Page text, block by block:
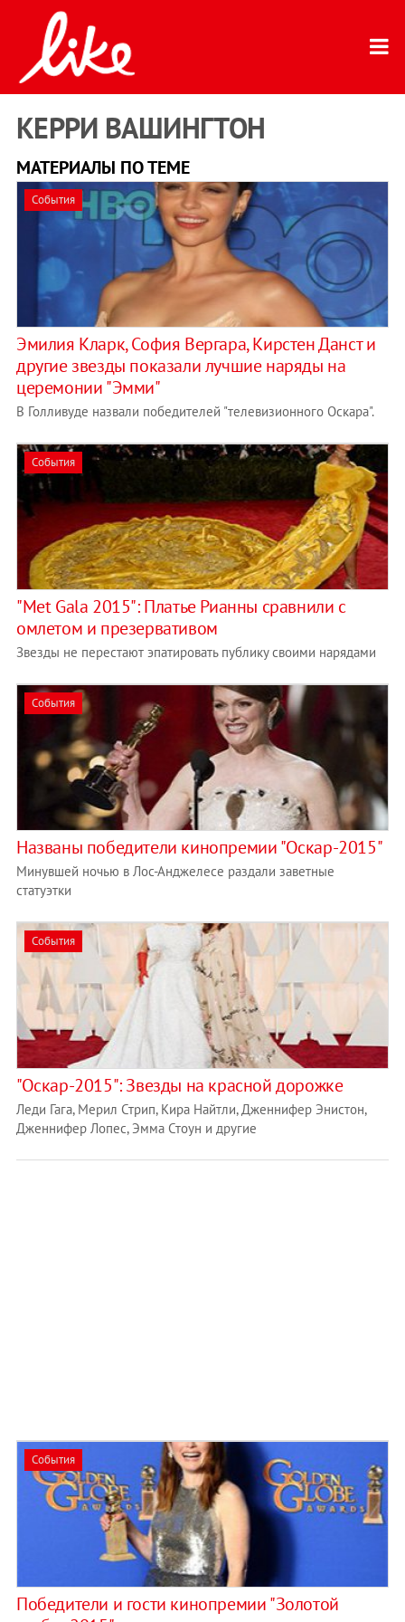
КЕРРИ ВАШИНГТОН
МАТЕРИАЛЫ ПО ТЕМЕ
События
Эмилия Кларк, София Вергара, Кирстен Данст и
другие звезды показали лучшие наряды на
церемонии "Эмми"
В Голливуде назвали победителей "телевизионного Оскара".
События
"Met Gala 2015": Платье Рианны сравнили с
омлетом и презервативом
Звезды не перестают эпатировать публику своими нарядами
События
Названы победители кинопремии "Оскар-2015"
Минувшей ночью в Лос-Анджелесе раздали заветные
статуэтки
События
"Оскар-2015": Звезды на красной дорожке
Леди Гага, Мерил Стрип, Кира Найтли, Дженнифер Энистон,
Дженнифер Лопес, Эмма Стоун и другие
События
Победители и гости кинопремии "Золотой